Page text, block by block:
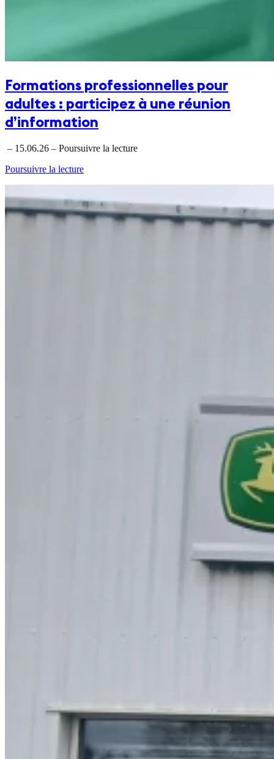
Formations professionnelles pour
adultes : participez à une réunion
d’information
– 15.06.26 – Poursuivre la lecture
Poursuivre la lecture